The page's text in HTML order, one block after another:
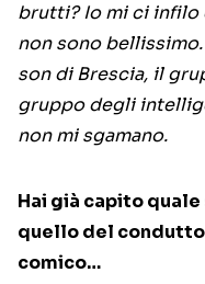
brutti? Io mi ci infilo
non sono
son di Brescia, il
gruppo degli
non mi sgamano.
Hai già capito
quello del
comico…